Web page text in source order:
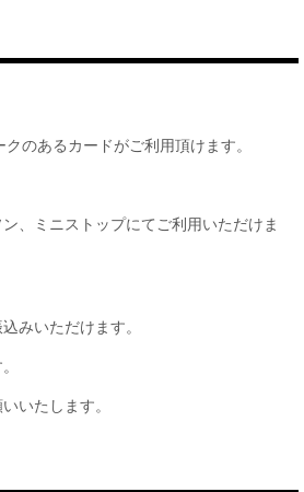
のあるカードがご利用頂けます。
、ミニストップにてご利用いただけま
みいただけます。
いたします。